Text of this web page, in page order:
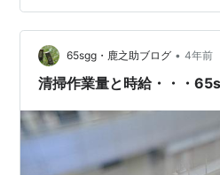
う」と懸念していたようです
分若者の採用ができます 私の
が、どの年代がいい悪いではな
がいた方がいい』と言うのが個
65sgg・鹿之助ブログ • 4年前
清掃作業量と時給・・・